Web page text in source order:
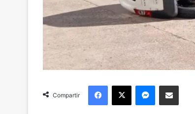
Compartir
Facebook
X Messenger
Compartir via Email